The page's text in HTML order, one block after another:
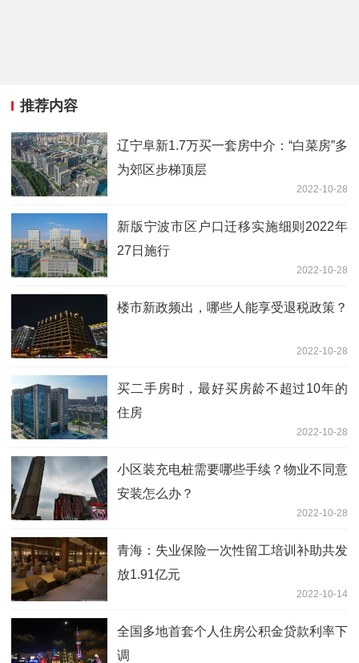
推荐内容
辽宁阜新1.7万买一套房中介：“白菜房”多
为郊区步梯顶层
2022-10-28
新版宁波市区户口迁移实施细则2022年
27日施行
2022-10-28
楼市新政频出，哪些人能享受退税政策？
2022-10-28
买二手房时，最好买房龄不超过10年的
住房
2022-10-28
小区装充电桩需要哪些手续？物业不同意
安装怎么办？
2022-10-28
青海：失业保险一次性留工培训补助共发
放1.91亿元
2022-10-14
全国多地首套个人住房公积金贷款利率下
调